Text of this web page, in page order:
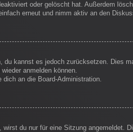
oder gelöscht hat. Außerdem
erneut und nimm aktiv an den
kannst es jedoch zurücksetzen. Dies
anmelden können.
an die Board-Administration.
du nur für eine Sitzung angemeldet.